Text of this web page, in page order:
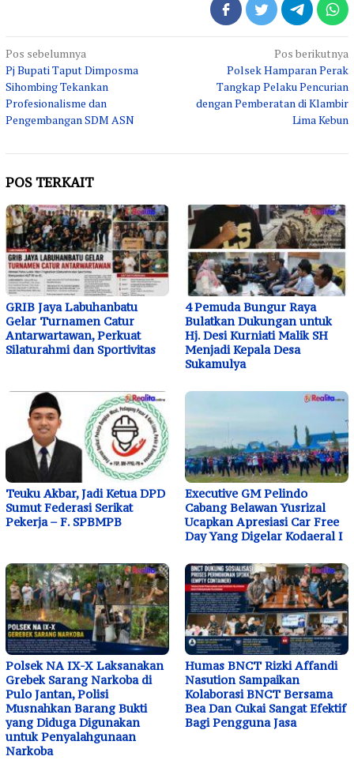
Navigasi
pos
Pos sebelumnya
Pj Bupati Taput Dimposma
Sihombing Tekankan
Profesionalisme dan
Pengembangan SDM ASN
Pos berikutnya
Polsek Hamparan Perak
Tangkap Pelaku Pencurian
dengan Pemberatan di Klambir
Lima Kebun
POS TERKAIT
GRIB Jaya Labuhanbatu
Gelar Turnamen Catur
Antarwartawan, Perkuat
Silaturahmi dan Sportivitas
4 Pemuda Bungur Raya
Bulatkan Dukungan untuk
Hj. Desi Kurniati Malik SH
Menjadi Kepala Desa
Sukamulya
Teuku Akbar, Jadi Ketua DPD
Sumut Federasi Serikat
Pekerja – F. SPBMPB
Executive GM Pelindo
Cabang Belawan Yusrizal
Ucapkan Apresiasi Car Free
Day Yang Digelar Kodaeral I
Polsek NA IX-X Laksanakan
Grebek Sarang Narkoba di
Pulo Jantan, Polisi
Musnahkan Barang Bukti
yang Diduga Digunakan
untuk Penyalahgunaan
Narkoba
Humas BNCT Rizki Affandi
Nasution Sampaikan
Kolaborasi BNCT Bersama
Bea Dan Cukai Sangat Efektif
Bagi Pengguna Jasa